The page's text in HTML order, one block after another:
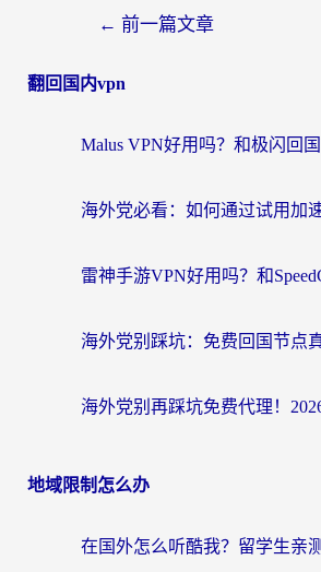
← 前一篇文章
翻回国内vpn
地域限制怎么办